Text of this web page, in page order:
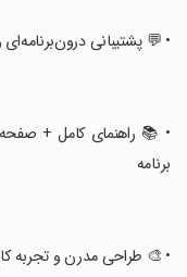
‏• 💬 پشتیبانی
‏• 📚 راهنمای کامل + صفحه
برنامه
‏• 🎨 طراحی مدرن و تجربه